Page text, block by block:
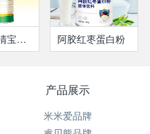
金银花清清宝听装 阿胶红枣蛋白粉
产品展示
米米爱品牌